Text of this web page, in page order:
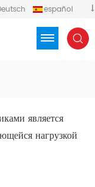
español
является
нагрузкой